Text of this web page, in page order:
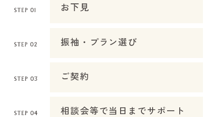
お下見
振袖・プラン選び
ご契約
相談会等で当日までサポート